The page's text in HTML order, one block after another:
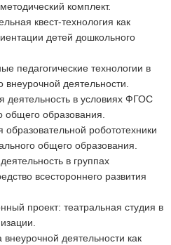
комплект.
квест-технология как
детей дошкольного
педагогические технологии в
внеурочной деятельности.
деятельность в условиях ФГОС
общего образования.
робототехники
общего образования.
в группах
всестороннего развития
проект: театральная студия в
деятельности как